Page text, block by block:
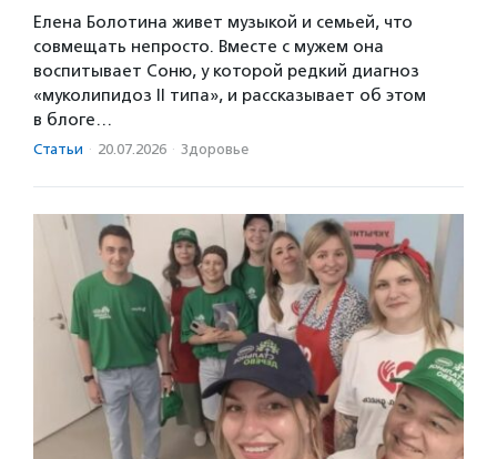
Елена Болотина живет музыкой и семьей, что
совмещать непросто. Вместе с мужем она
воспитывает Соню, у которой редкий диагноз
«муколипидоз II типа», и рассказывает об этом
в блоге…
Статьи · 20.07.2026 · Здоровье